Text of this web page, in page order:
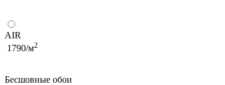
AIR
1790/м2
Бесшовные обои